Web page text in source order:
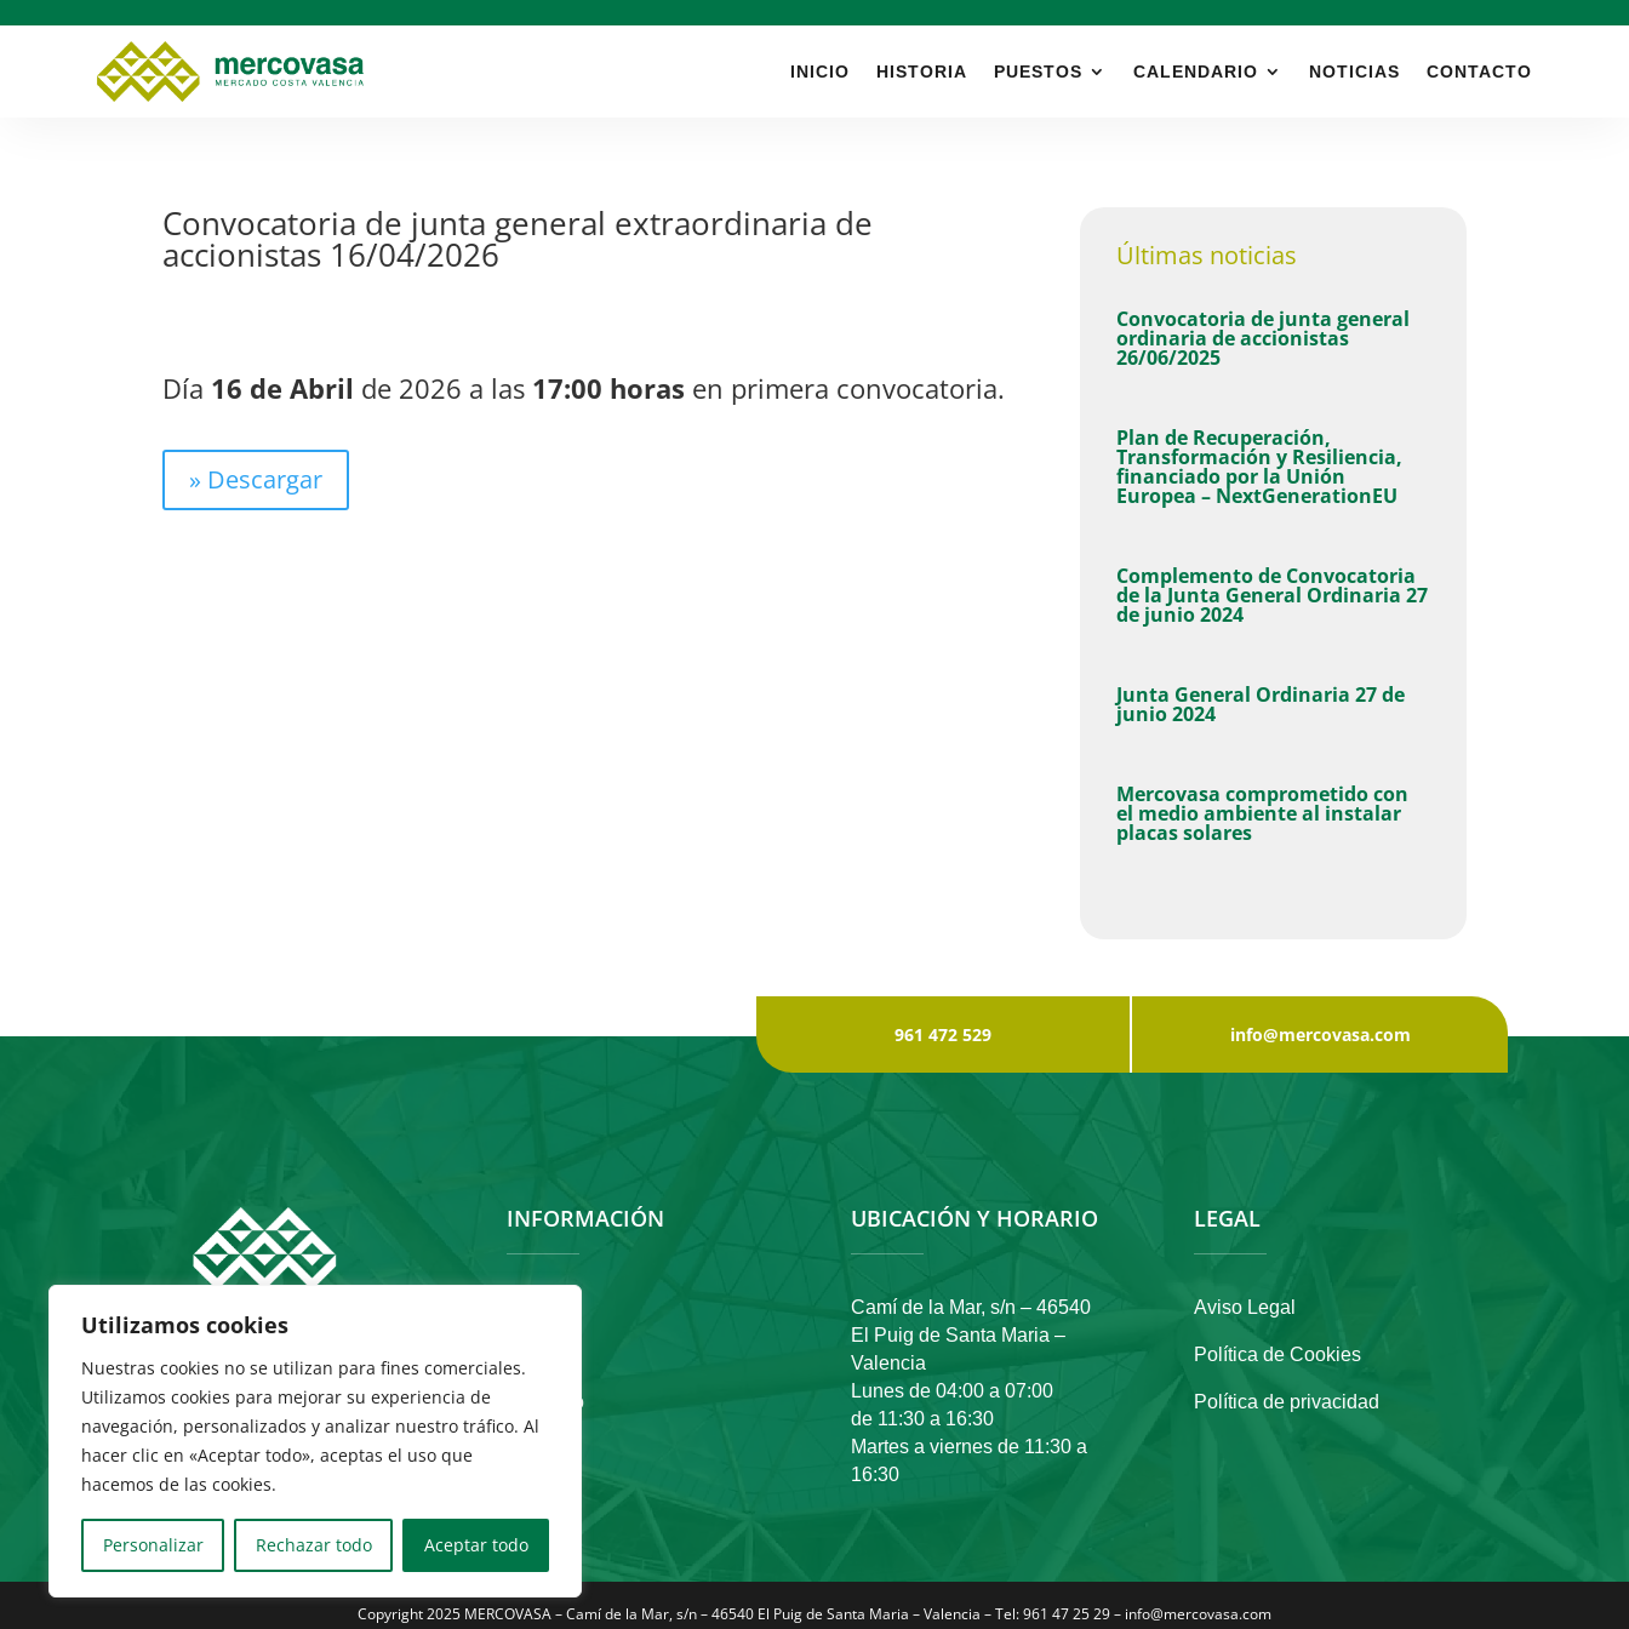
Utilizamos cookies
Nuestras cookies no se utilizan para fines comerciales.
Utilizamos cookies para mejorar su experiencia de
navegación, personalizados y analizar nuestro tráfico. Al
hacer clic en «Aceptar todo», aceptas el uso que
hacemos de las cookies.
Personalizar Rechazar todo Aceptar todo
INICIO HISTORIA PUESTOS CALENDARIO NOTICIAS CONTACTO
Convocatoria de junta general extraordinaria de
accionistas 16/04/2026
Día 16 de Abril de 2026 a las 17:00 horas en primera convocatoria.
» Descargar
Últimas noticias
Convocatoria de junta general
ordinaria de accionistas
26/06/2025
Plan de Recuperación,
Transformación y Resiliencia,
financiado por la Unión
Europea – NextGenerationEU
Complemento de Convocatoria
de la Junta General Ordinaria 27
de junio 2024
Junta General Ordinaria 27 de
junio 2024
Mercovasa comprometido con
el medio ambiente al instalar
placas solares
961 472 529 info@mercovasa.com
INFORMACIÓN
Contacto
UBICACIÓN Y HORARIO
Camí de la Mar, s/n – 46540
El Puig de Santa Maria –
Valencia
Lunes de 04:00 a 07:00
de 11:30 a 16:30
Martes a viernes de 11:30 a
16:30
LEGAL
Aviso Legal
Política de Cookies
Política de privacidad
Copyright 2025 MERCOVASA – Camí de la Mar, s/n – 46540 El Puig de Santa Maria – Valencia – Tel: 961 47 25 29 – info@mercovasa.com